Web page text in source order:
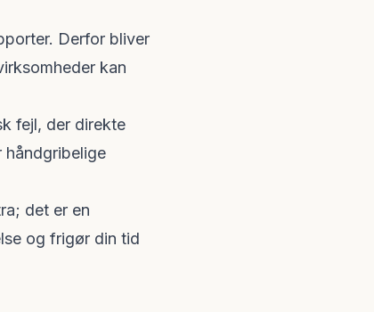
Derfor bliver
kan
fejl, der direkte
det er en
og frigør din tid